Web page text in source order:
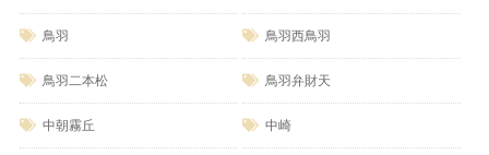
鳥羽 鳥羽西鳥羽
鳥羽二本松 鳥羽弁財天
中朝霧丘 中崎